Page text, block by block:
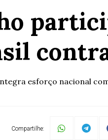
esforço nacional
Compartilhe: